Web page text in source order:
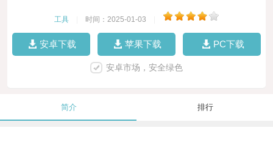
工具 时间：2025-01-03
安卓下载 苹果下载 PC下载
安卓市场，安全绿色
简介 排行